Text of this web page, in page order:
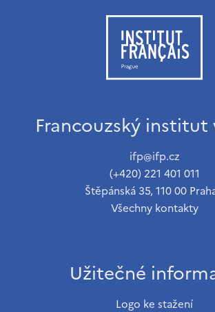
Francouzský institut
ifp@ifp.cz
(+420) 221 401 011
Štěpánská 35, 110 00
Všechny kontakty
Užitečné
Logo ke stažení